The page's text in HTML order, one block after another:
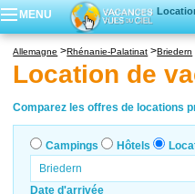
MENU
Allemagne Rhénanie-Palatinat Briedern
Location de
Comparez les offres de locations
Campings Hôtels
Date d'arrivée